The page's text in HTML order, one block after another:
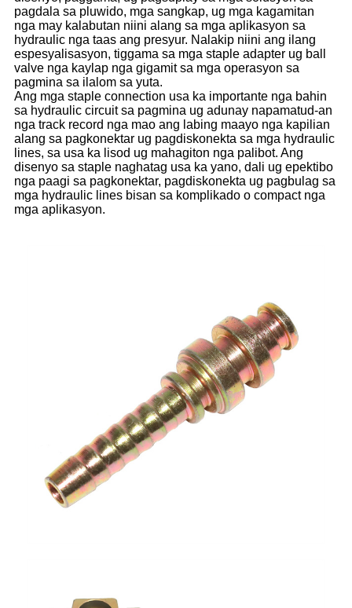
pagdala sa pluwido, mga sangkap, ug mga kagamitan
nga may kalabutan niini alang sa mga aplikasyon sa
hydraulic nga taas ang presyur. Nalakip niini ang ilang
espesyalisasyon, tiggama sa mga staple adapter ug ball
valve nga kaylap nga gigamit sa mga operasyon sa
pagmina sa ilalom sa yuta.
Ang mga staple connection usa ka importante nga bahin
sa hydraulic circuit sa pagmina ug adunay napamatud-an
nga track record nga mao ang labing maayo nga kapilian
alang sa pagkonektar ug pagdiskonekta sa mga hydraulic
lines, sa usa ka lisod ug mahagiton nga palibot. Ang
disenyo sa staple naghatag usa ka yano, dali ug epektibo
nga paagi sa pagkonektar, pagdiskonekta ug pagbulag sa
mga hydraulic lines bisan sa komplikado o compact nga
mga aplikasyon.